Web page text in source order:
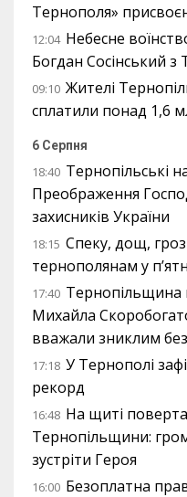
Тернополя»
12:04 Небесне
Богдан Сосінський
09:10 Жителі
сплатили понад 1,6
6 Серпня
18:40 Тернопільські
Преображення
захисників України
18:15 Спеку, дощ,
тернополянам у
17:40 Тернопільщина
Михайла
вважали зниклим
17:18 У Тернополі
рекорд
16:48 На щиті
Тернопільщини:
зустріти Героя
16:00 Безоплатна